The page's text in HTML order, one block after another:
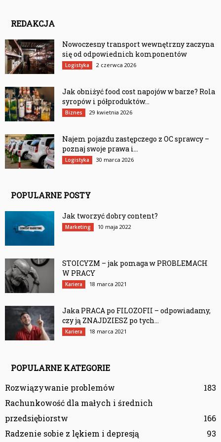
REDAKCJA
Nowoczesny transport wewnętrzny zaczyna
się od odpowiednich komponentów
Logistyka 2 czerwca 2026
Jak obniżyć food cost napojów w barze? Rola
syropów i półproduktów...
Biznes 29 kwietnia 2026
Najem pojazdu zastępczego z OC sprawcy –
poznaj swoje prawa i...
Logistyka 30 marca 2026
POPULARNE POSTY
Jak tworzyć dobry content?
Marketing 10 maja 2022
STOICYZM – jak pomaga w PROBLEMACH
W PRACY
Kariera 18 marca 2021
Jaka PRACA po FILOZOFII – odpowiadamy,
czy ją ZNAJDZIESZ po tych...
Kariera 18 marca 2021
POPULARNE KATEGORIE
Rozwiązywanie problemów
183
Rachunkowość dla małych i średnich
przedsiębiorstw
166
Radzenie sobie z lękiem i depresją
93